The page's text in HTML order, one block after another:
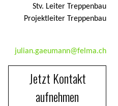
Stv. Leiter Treppenbau
Projektleiter Treppenbau
julian.gaeumann@felma.ch
Jetzt Kontakt
aufnehmen